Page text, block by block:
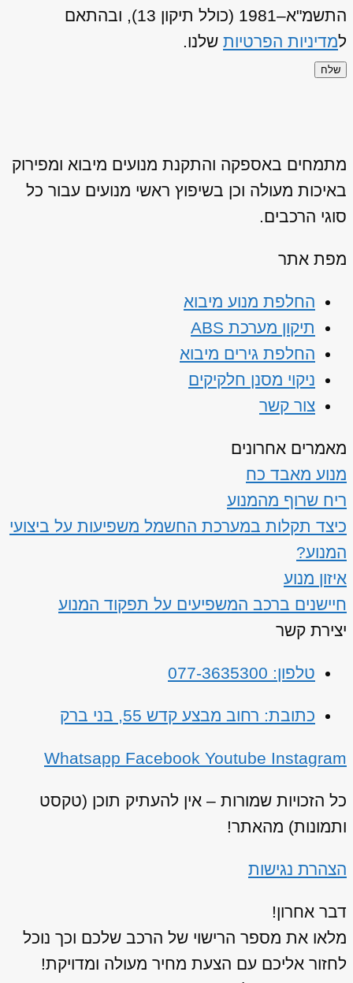
התשמ"א–1981 (כולל תיקון 13), ובהתאם
למדיניות הפרטיות שלנו.
שלח
מתמחים באספקה והתקנת מנועים מיבוא ומפירוק
באיכות מעולה וכן בשיפוץ ראשי מנועים עבור כל
סוגי הרכבים.
מפת אתר
החלפת מנוע מיבוא
תיקון מערכת ABS
החלפת גירים מיבוא
ניקוי מסנן חלקיקים
צור קשר
מאמרים אחרונים
מנוע מאבד כח
ריח שרוף מהמנוע
כיצד תקלות במערכת החשמל משפיעות על ביצועי
המנוע?
איזון מנוע
חיישנים ברכב המשפיעים על תפקוד המנוע
יצירת קשר
טלפון: 077-3635300
כתובת: רחוב מבצע קדש 55, בני ברק
Whatsapp Facebook Youtube Instagram
כל הזכויות שמורות – אין להעתיק תוכן (טקסט
ותמונות) מהאתר!
הצהרת נגישות
דבר אחרון!
מלאו את מספר הרישוי של הרכב שלכם וכך נוכל
לחזור אליכם עם הצעת מחיר מעולה ומדויקת!